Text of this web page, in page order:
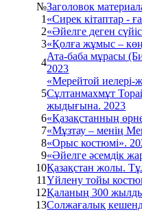
№Заголовок
1«Сирек кітаптар -
2«Әйелге деген
3«Қолға жұмыс –
4
Ата-баба мұрасы
2023
5
«Мерейтой
Сұлтанмахмұт
жыдығына. 2023
6«Қазақстанның
7«Мұзтау – менің
8«Орыс костюмі».
9«Әйелге әсемдік
10Қазақстан жолы.
11Үйлену тойы
12Қаланың 300
13Солжағалық